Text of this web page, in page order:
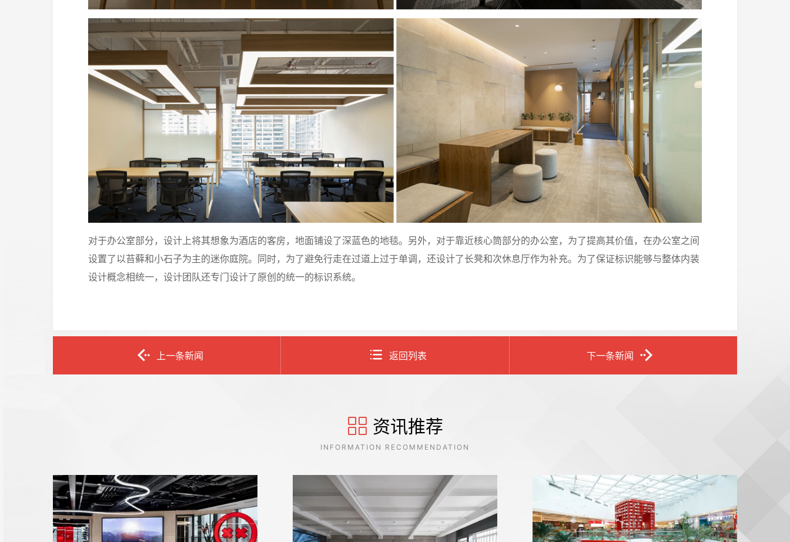
对于办公室部分，设计上将其想象为酒店的客房，地面铺设了深蓝色的地毯。另外，对于靠近核心筒部分的办公室，为了提高其价值，在办公室之间
设置了以苔藓和小石子为主的迷你庭院。同时，为了避免行走在过道上过于单调，还设计了长凳和次休息厅作为补充。为了保证标识能够与整体内装
设计概念相统一，设计团队还专门设计了原创的统一的标识系统。
上一条新闻 返回列表 下一条新闻
资讯推荐
INFORMATION RECOMMENDATION